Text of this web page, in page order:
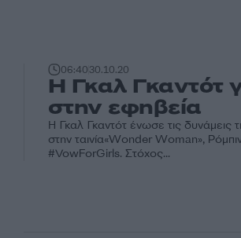
06:4030.10.20
Η Γκαλ Γκαντότ
στην εφηβεία
Η Γκαλ Γκαντότ ένωσε τις δυνάμεις
στην ταινία«Wonder Woman»,
#VowForGirls. Στόχος...